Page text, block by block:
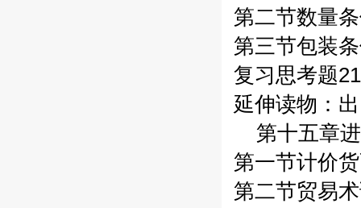
第二节数量
第三节包装
复习思考题
延伸读物：
第十五章
第一节计价
第二节贸易